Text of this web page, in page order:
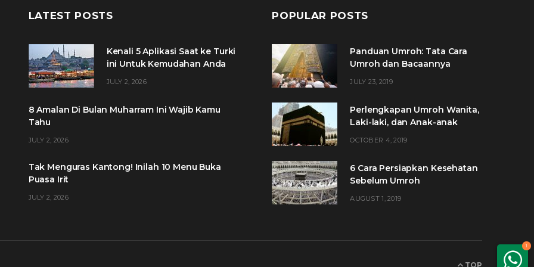
1
LATEST POSTS
Kenali 5 Aplikasi Saat ke Turki
ini Untuk Kemudahan Anda
JULY 2, 2026
8 Amalan Di Bulan Muharram Ini Wajib Kamu
Tahu
JULY 2, 2026
Tak Menguras Kantong! Inilah 10 Menu Buka
Puasa Irit
JULY 2, 2026
POPULAR POSTS
Panduan Umroh: Tata Cara
Umroh dan Bacaannya
JULY 23, 2019
Perlengkapan Umroh Wanita,
Laki-laki, dan Anak-anak
OCTOBER 4, 2019
6 Cara Persiapkan Kesehatan
Sebelum Umroh
AUGUST 1, 2019
TOP